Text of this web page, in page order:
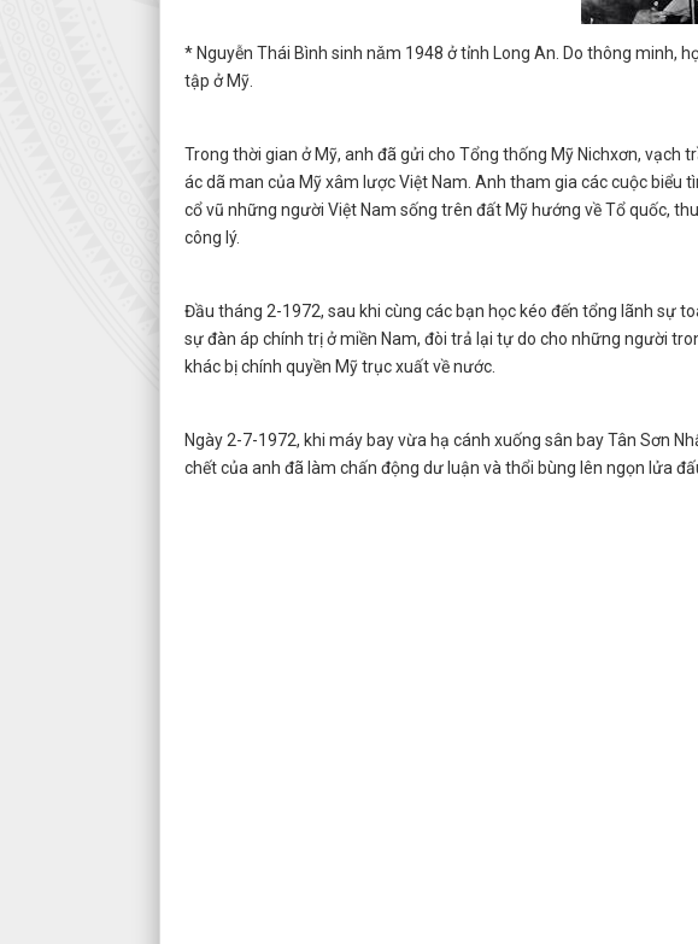
* Nguyễn Thái Bình sinh nǎm 1948 ở tỉnh Long An. Do thông minh,
tập ở Mỹ.
Trong thời gian ở Mỹ, anh đã gửi cho Tổng thống Mỹ Nichxơn, vạch
ác dã man của Mỹ xâm lược Việt Nam. Anh tham gia các cuộc biểu
cổ vũ những người Việt Nam sống trên đất Mỹ hướng về Tổ quốc,
công lý.
Đầu tháng 2-1972, sau khi cùng các bạn học kéo đến tổng lãnh sự
sự đàn áp chính trị ở miền Nam, đòi trả lại tự do cho những người
khác bị chính quyền Mỹ trục xuất về nước.
Ngày 2-7-1972, khi máy bay vừa hạ cánh xuống sân bay Tân Sơn
chết của anh đã làm chấn động dư luận và thổi bùng lên ngọn lửa